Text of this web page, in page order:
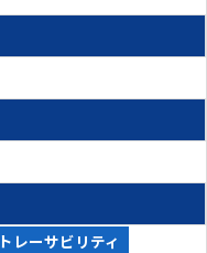
トレーサビリティ